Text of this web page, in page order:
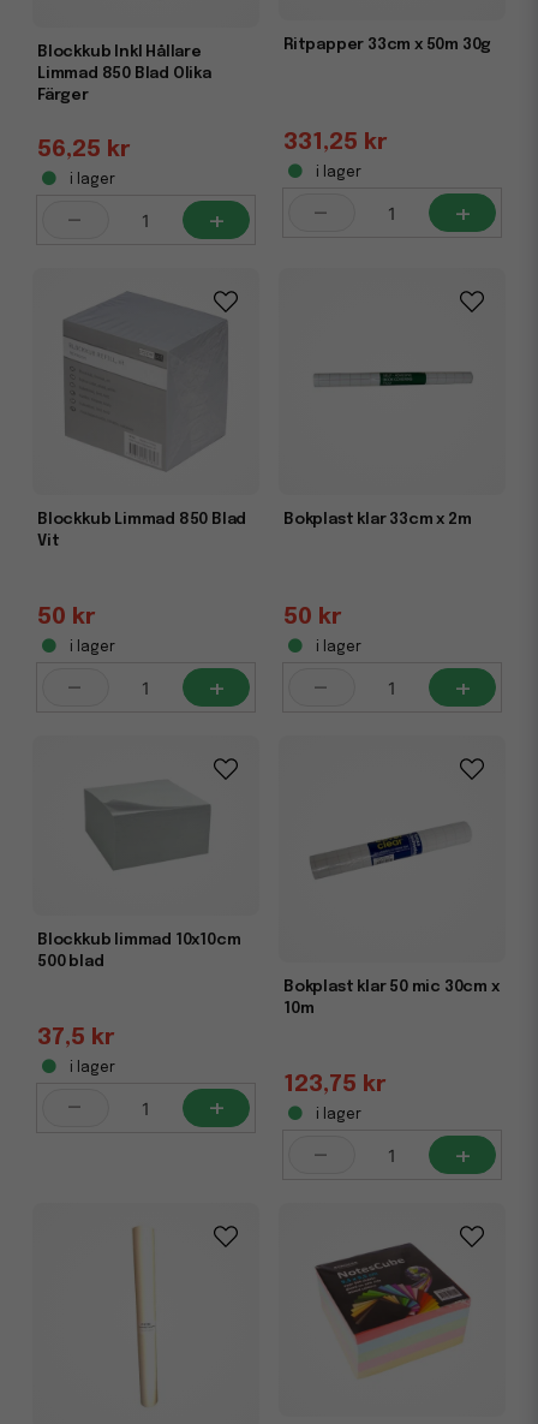
Blockkub Inkl Hållare
Limmad 850 Blad Olika
Färger
56,25 kr
i lager
- +
Ritpapper 33cm x 50m 30g
331,25 kr
i lager
- +
Blockkub Limmad 850 Blad
Vit
50 kr
i lager
- +
Bokplast klar 33cm x 2m
50 kr
i lager
- +
Blockkub limmad 10x10cm
500 blad
37,5 kr
i lager
- +
Bokplast klar 50 mic 30cm x
10m
123,75 kr
i lager
- +